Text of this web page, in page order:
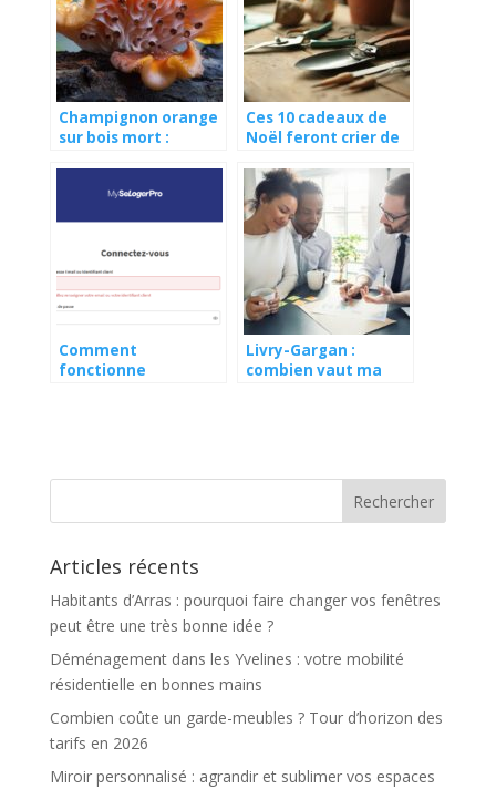
Champignon orange
sur bois mort :
Ces 10 cadeaux de
Noël feront crier de
(vous allez adorer le
n°7)
Comment
fonctionne
Livry-Gargan :
combien vaut ma
Articles récents
Habitants d’Arras : pourquoi faire changer vos fenêtres
peut être une très bonne idée ?
Déménagement dans les Yvelines : votre mobilité
résidentielle en bonnes mains
Combien coûte un garde-meubles ? Tour d’horizon des
tarifs en 2026
Miroir personnalisé : agrandir et sublimer vos espaces